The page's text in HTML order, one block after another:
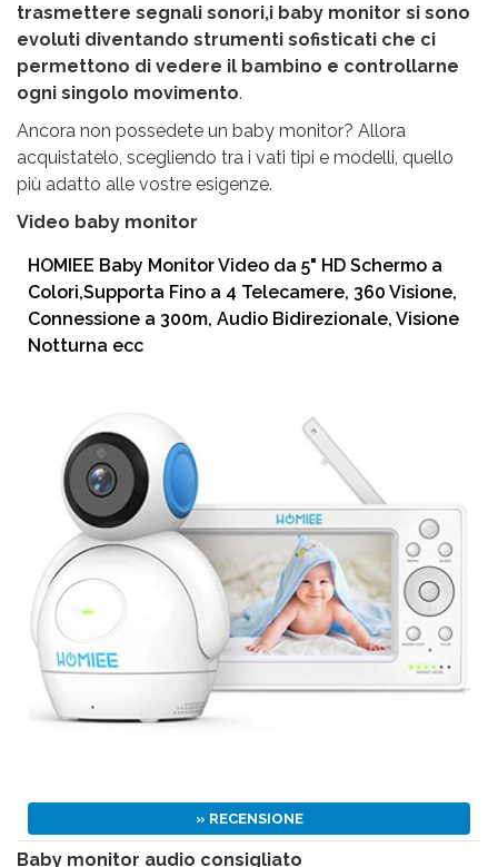
trasmettere segnali sonori,i baby monitor si sono
evoluti diventando strumenti sofisticati che ci
permettono di vedere il bambino e controllarne
ogni singolo movimento.
Ancora non possedete un baby monitor? Allora
acquistatelo, scegliendo tra i vati tipi e modelli, quello
più adatto alle vostre esigenze.
Video baby monitor
HOMIEE Baby Monitor Video da 5" HD Schermo a
Colori,Supporta Fino a 4 Telecamere, 360 Visione,
Connessione a 300m, Audio Bidirezionale, Visione
Notturna ecc
» RECENSIONE
Baby monitor audio consigliato